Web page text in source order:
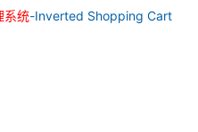
系统-Inverted Shopping Cart